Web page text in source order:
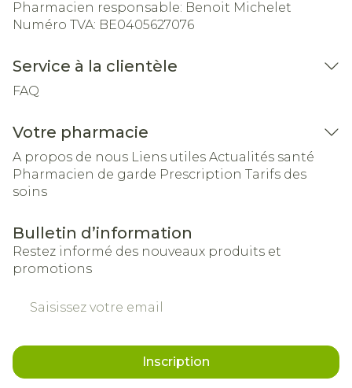
Pharmacien responsable: Benoit Michelet
Numéro TVA: BE0405627076
Service à la clientèle
FAQ
Votre pharmacie
A propos de nous Liens utiles Actualités santé
Pharmacien de garde Prescription Tarifs des
soins
Bulletin d’information
Restez informé des nouveaux produits et
promotions
Inscription